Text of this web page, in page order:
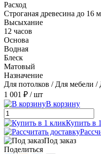
Расход
Строганая древесина до 16
Высыхание
12 часов
Основа
Водная
Блеск
Матовый
Назначение
Для потолков / Для мебели /
1 001 ₽ / шт
В корзину
Купить в
Под заказ
Поделиться